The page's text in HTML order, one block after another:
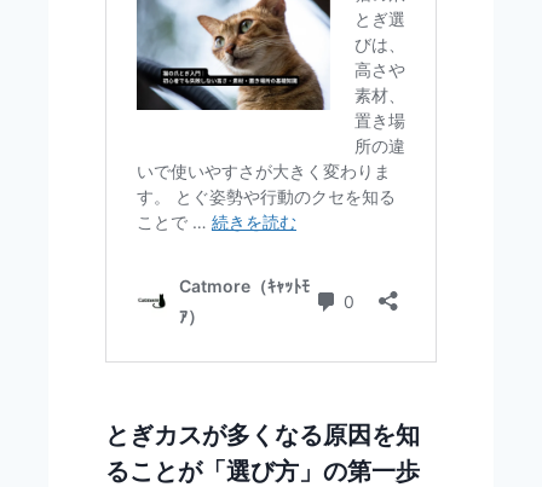
とぎカスが多くなる原因を知
ることが「選び方」の第一歩